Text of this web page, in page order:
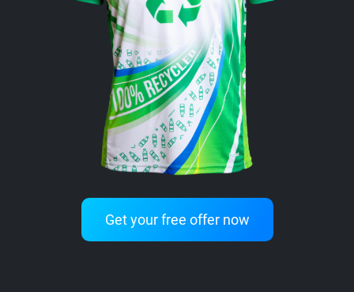
Get your free offer now